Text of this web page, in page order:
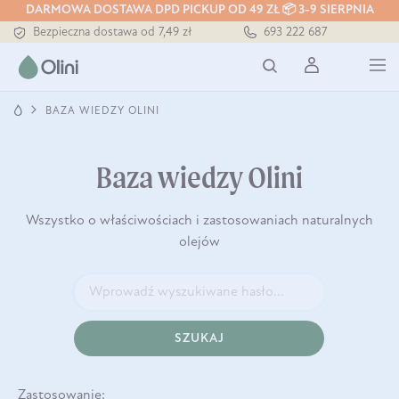
DARMOWA DOSTAWA DPD PICKUP OD 49 ZŁ 📦 3-9 SIERPNIA
Bezpieczna dostawa od 7,49 zł
Darmowa dostawa od 199 zł
Tłoczony zawsze na zimno
693 222 687
BAZA WIEDZY OLINI
Baza wiedzy Olini
Wszystko o właściwościach i zastosowaniach naturalnych
olejów
SZUKAJ
Zastosowanie: